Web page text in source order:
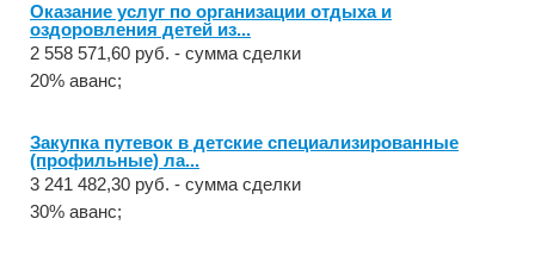
Оказание услуг по организации отдыха и
оздоровления детей из...
2 558 571,60 руб. - сумма сделки
20% аванс;
Закупка путевок в детские специализированные
(профильные) ла...
3 241 482,30 руб. - сумма сделки
30% аванс;